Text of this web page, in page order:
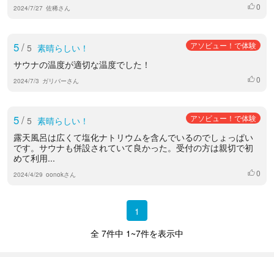
2024/7/27 佐稀さん いいね
0
5/ 5 素晴らしい！ アソビュー！で体験
サウナの温度が適切な温度でした！
2024/7/3 ガリバーさん いいね
0
5/ 5 素晴らしい！ アソビュー！で体験
露天風呂は広くて塩化ナトリウムを含んでいるのでしょっぱい
です。サウナも併設されていて良かった。受付の方は親切で初
めて利用...
2024/4/29 oonokさん いいね
0
1
全 7件中 1~7件を表示中